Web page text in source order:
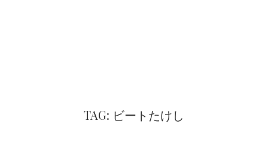
TAG: ビートたけし